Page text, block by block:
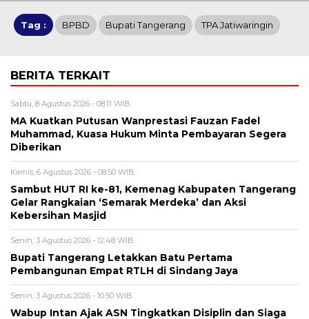
Tag : BPBD Bupati Tangerang TPA Jatiwaringin
BERITA TERKAIT
Sabtu, 8 Agustus 2026 - 08:11 WIB
MA Kuatkan Putusan Wanprestasi Fauzan Fadel
Muhammad, Kuasa Hukum Minta Pembayaran Segera
Diberikan
Kamis, 6 Agustus 2026 - 08:50 WIB
Sambut HUT RI ke-81, Kemenag Kabupaten Tangerang
Gelar Rangkaian ‘Semarak Merdeka’ dan Aksi
Kebersihan Masjid
Senin, 3 Agustus 2026 - 12:48 WIB
Bupati Tangerang Letakkan Batu Pertama
Pembangunan Empat RTLH di Sindang Jaya
Senin, 3 Agustus 2026 - 10:50 WIB
Wabup Intan Ajak ASN Tingkatkan Disiplin dan Siaga